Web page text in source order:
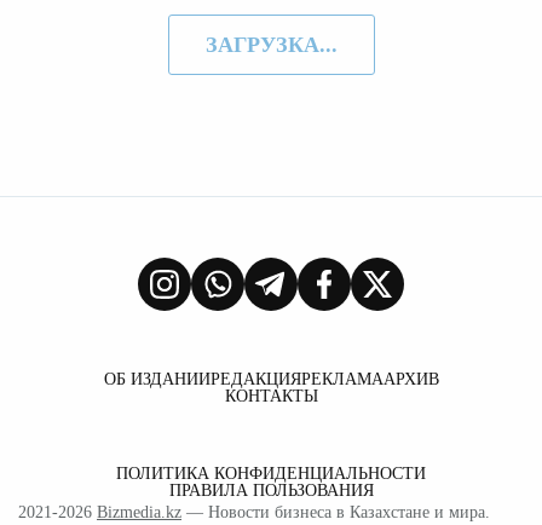
ЗАГРУЗКА...
ОБ ИЗДАНИИРЕДАКЦИЯРЕКЛАМААРХИВ
КОНТАКТЫ
ПОЛИТИКА КОНФИДЕНЦИАЛЬНОСТИ
ПРАВИЛА ПОЛЬЗОВАНИЯ
2021-2026 Bizmedia.kz — Новости бизнеса в Казахстане и мира.